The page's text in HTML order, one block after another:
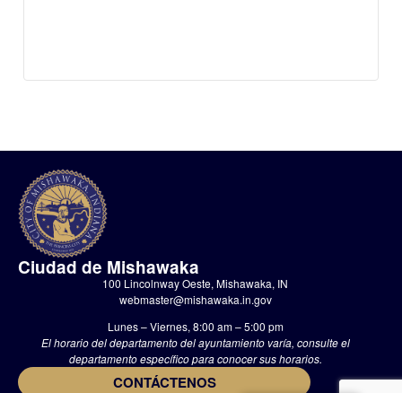
Ciudad de Mishawaka
100 Lincolnway Oeste, Mishawaka, IN
webmaster@mishawaka.in.gov
Lunes – Viernes, 8:00 am – 5:00 pm
El horario del departamento del ayuntamiento varía, consulte el
departamento específico para conocer sus horarios.
CONTÁCTENOS